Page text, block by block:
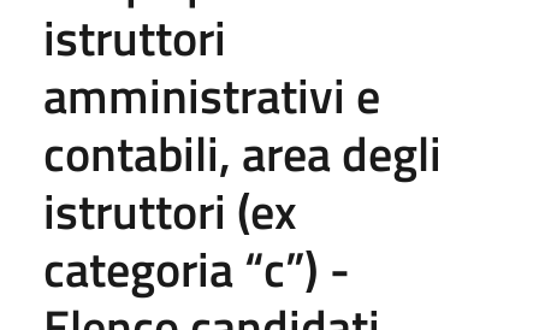
istruttori
amministrativi e
contabili, area degli
istruttori (ex
categoria “c”) -